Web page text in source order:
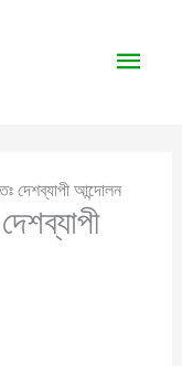
Main
দেশব্যাপী আন্দোলন